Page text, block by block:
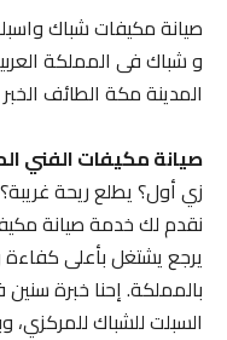
صيانة مكيفات شباك
و شباك فى المملكة
المدينة مكة الطائف الخبر
صيانة مكيفات الفني
زي أول؟ يطلع ريحة
نقدم لك خدمة صيانة
يرجع يشتغل بأعلى كفاءة
بالمملكة. إحنا خبرة سنين
السبلت للشباك للمركزي،